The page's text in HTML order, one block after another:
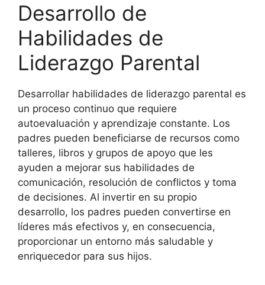
Desarrollo de
Habilidades de
Liderazgo Parental
Desarrollar habilidades de liderazgo parental es
un proceso continuo que requiere
autoevaluación y aprendizaje constante. Los
padres pueden beneficiarse de recursos como
talleres, libros y grupos de apoyo que les
ayuden a mejorar sus habilidades de
comunicación, resolución de conflictos y toma
de decisiones. Al invertir en su propio
desarrollo, los padres pueden convertirse en
líderes más efectivos y, en consecuencia,
proporcionar un entorno más saludable y
enriquecedor para sus hijos.